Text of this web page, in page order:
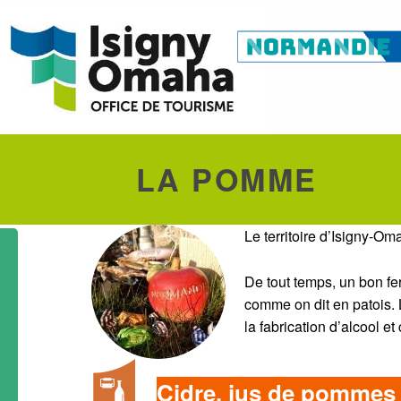
LA POMME
Le territoire d’Isigny-
De tout temps, un bon
comme on dit en
la fabrication d’alcool
Cidre, jus de